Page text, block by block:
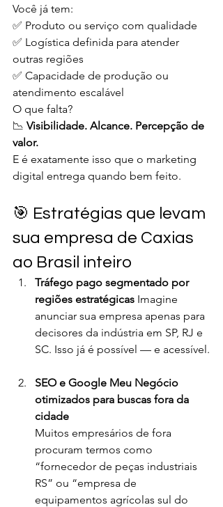
Você já tem:
✅ Produto ou serviço com qualidade
✅ Logística definida para atender
outras regiões
✅ Capacidade de produção ou
atendimento escalável
O que falta?
📉 Visibilidade. Alcance. Percepção de
valor.
E é exatamente isso que o marketing
digital entrega quando bem feito.
🎯 Estratégias que levam
sua empresa de Caxias
ao Brasil inteiro
Tráfego pago segmentado por
regiões estratégicas Imagine
anunciar sua empresa apenas para
decisores da indústria em SP, RJ e
SC. Isso já é possível — e acessível.
SEO e Google Meu Negócio
otimizados para buscas fora da
cidade
Muitos empresários de fora
procuram termos como
“fornecedor de peças industriais
RS” ou “empresa de
equipamentos agrícolas sul do